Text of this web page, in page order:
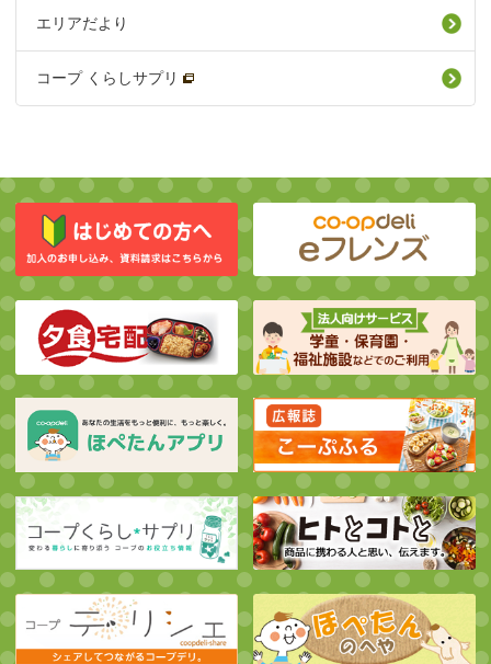
エリアだより
コープ くらしサプリ